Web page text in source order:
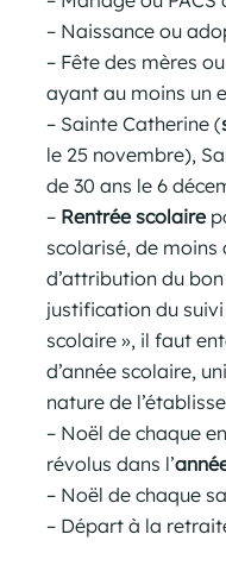
– Naissance ou
– Fête des mères
ayant au moins un
– Sainte Catherine (
le 25 novembre),
de 30 ans le 6
– Rentrée scolaire
scolarisé, de moins
d’attribution du
justification du
scolaire », il faut
d’année scolaire,
nature de
– Noël de chaque
révolus dans l’
– Noël de chaque
– Départ à la